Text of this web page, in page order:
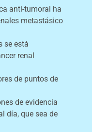
anti-tumoral ha
metastásico
se está
renal
de puntos de
de evidencia
día, que sea de